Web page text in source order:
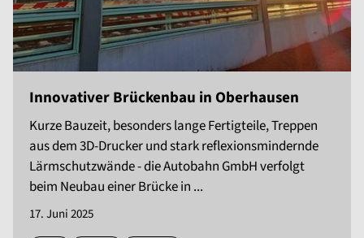
Innovativer Brückenbau in Oberhausen
Kurze Bauzeit, besonders lange Fertigteile, Treppen
aus dem 3D-Drucker und stark reflexionsmindernde
Lärmschutzwände - die Autobahn GmbH verfolgt
beim Neubau einer Brücke in ...
17. Juni 2025